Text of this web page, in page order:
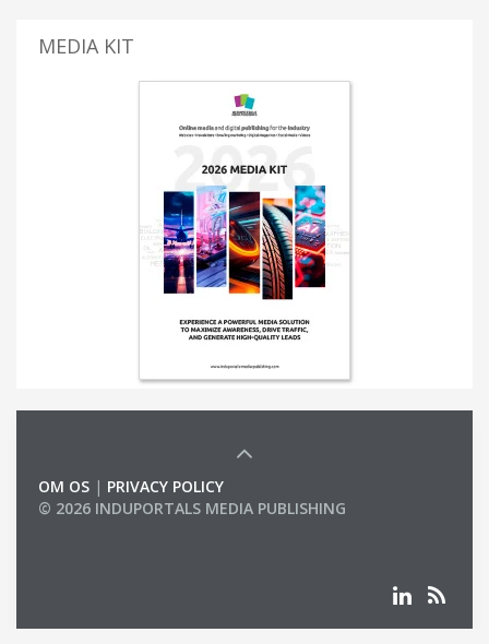
MEDIA KIT
OM OS | PRIVACY POLICY
© 2026 INDUPORTALS MEDIA PUBLISHING